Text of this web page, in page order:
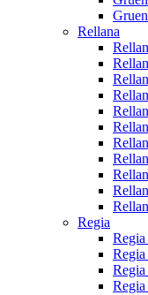
Rellana
Regia